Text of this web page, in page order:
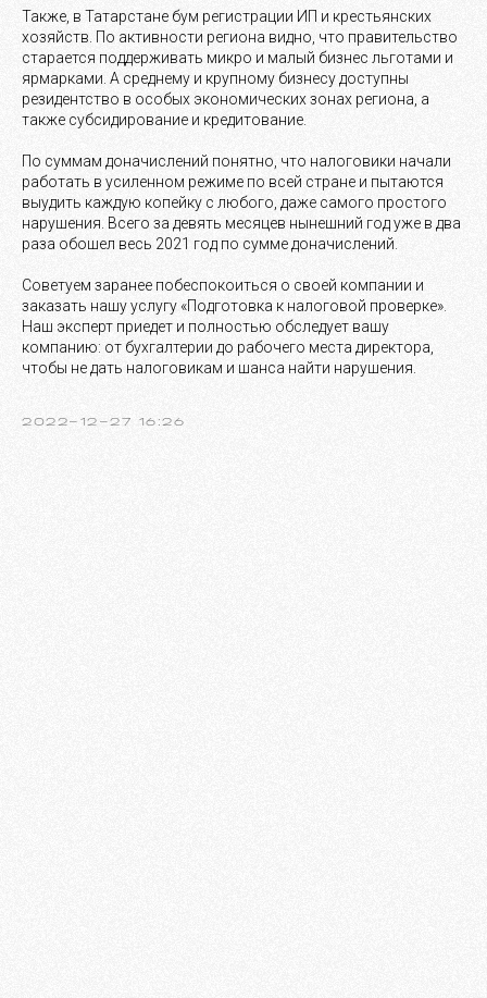
Также, в Татарстане бум регистрации ИП и крестьянских
хозяйств. По активности региона видно, что правительство
старается поддерживать микро и малый бизнес льготами и
ярмарками. А среднему и крупному бизнесу доступны
резидентство в особых экономических зонах региона, а
также субсидирование и кредитование.
По суммам доначислений понятно, что налоговики начали
работать в усиленном режиме по всей стране и пытаются
выудить каждую копейку с любого, даже самого простого
нарушения. Всего за девять месяцев нынешний год уже в два
раза обошел весь 2021 год по сумме доначислений.
Советуем заранее побеспокоиться о своей компании и
заказать нашу услугу «Подготовка к налоговой проверке».
Наш эксперт приедет и полностью обследует вашу
компанию: от бухгалтерии до рабочего места директора,
чтобы не дать налоговикам и шанса найти нарушения.
2022-12-27 16:26